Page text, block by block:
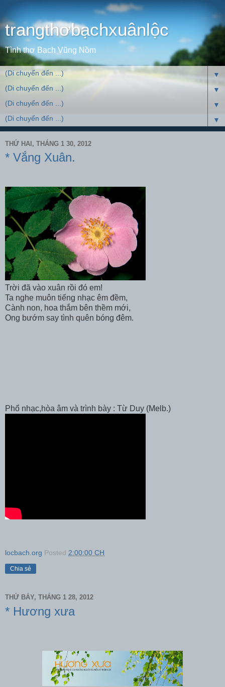
trangthơbạchxuânlộc
Tình thơ Bạch Vũng Nồm
▼
▼
▼
▼
THỨ HAI, THÁNG 1 30, 2012
* Vắng Xuân.
Trời đã vào xuân rồi đó em!
Ta nghe muôn tiếng nhạc êm đềm,
Cành non, hoa thắm bên thềm mới,
Ong bướm say tình quên bóng đêm.
Phổ nhạc,hòa âm và trình bày : Từ Duy (Melb.)
locbach.org Posted 2:00:00 CH
Chia sẻ
THỨ BẢY, THÁNG 1 28, 2012
* Hương xưa